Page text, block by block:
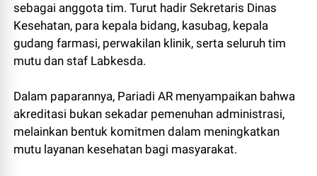
sebagai anggota tim. Turut hadir Sekretaris Dinas
Kesehatan, para kepala bidang, kasubag, kepala
gudang farmasi, perwakilan klinik, serta seluruh tim
mutu dan staf Labkesda.
Dalam paparannya, Pariadi AR menyampaikan bahwa
akreditasi bukan sekadar pemenuhan administrasi,
melainkan bentuk komitmen dalam meningkatkan
mutu layanan kesehatan bagi masyarakat.